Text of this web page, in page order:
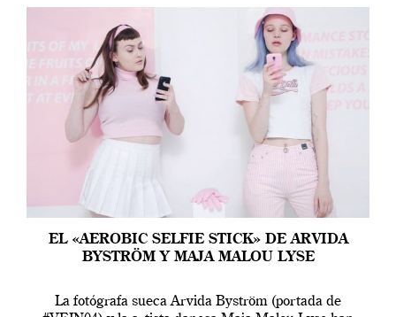
EL «AEROBIC SELFIE STICK» DE ARVIDA
BYSTRÖM Y MAJA MALOU LYSE
La fotógrafa sueca Arvida Byström (portada de